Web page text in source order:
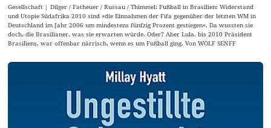
Gesellschaft | Dilger / Fatheuer / Russau / Thimmel: Fußball in Brasilien: Widerstand
und Utopie Südafrika 2010 sind »die Einnahmen der Fifa gegenüber der letzten WM in
Deutschland im Jahr 2006 um mindestens fünfzig Prozent gestiegen«. Da wussten sie
doch, die Brasilianer, was sie erwarten würde. Oder? Aber Lula, bis 2010 Präsident
Brasiliens, war offenbar närrisch, wenn es um Fußball ging. Von WOLF SENFF